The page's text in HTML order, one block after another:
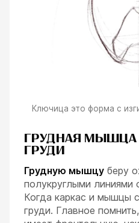
Ключица это форма с
ГРУДНАЯ МЫШЦА
ГРУДИ
Грудную мышцу беру
полукруглыми линиями
Когда каркас и мышцы
груди. Главное